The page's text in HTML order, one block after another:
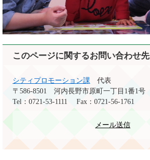
このページに関するお問い合わせ先
シティプロモーション課
代表
〒586-8501
河内長野市原町一丁目1番1号
Tel：0721-53-1111
Fax：0721-56-1761
メール送信